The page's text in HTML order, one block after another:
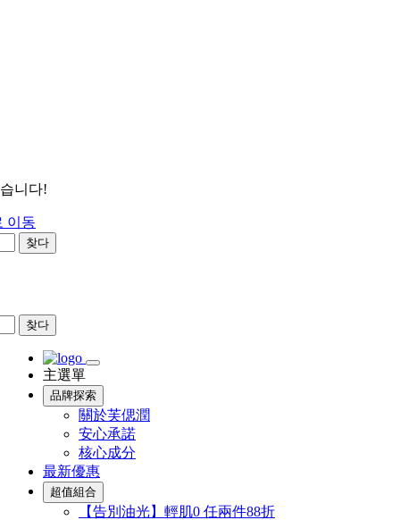
니다!
이동
찾다
찾다
主選單
品牌探索
關於芙偲潤
安心承諾
核心成分
最新優惠
超值組合
【告別油光】輕肌0 任兩件88折